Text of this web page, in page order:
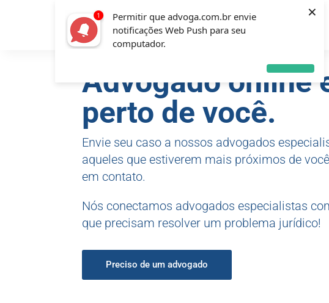
Permitir que advoga.com.br envie
notificações Web Push para seu
computador.
×
Advogado online
perto de você.
Envie seu caso a nossos advogados
aqueles que estiverem mais próximos de
em contato.
Nós conectamos advogados especialistas
que precisam resolver um problema jurídico!
Preciso de um advogado